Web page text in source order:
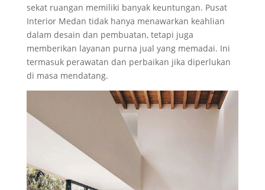
sekat ruangan memiliki banyak keuntungan. Pusat
Interior Medan tidak hanya menawarkan keahlian
dalam desain dan pembuatan, tetapi juga
memberikan layanan purna jual yang memadai. Ini
termasuk perawatan dan perbaikan jika diperlukan
di masa mendatang.